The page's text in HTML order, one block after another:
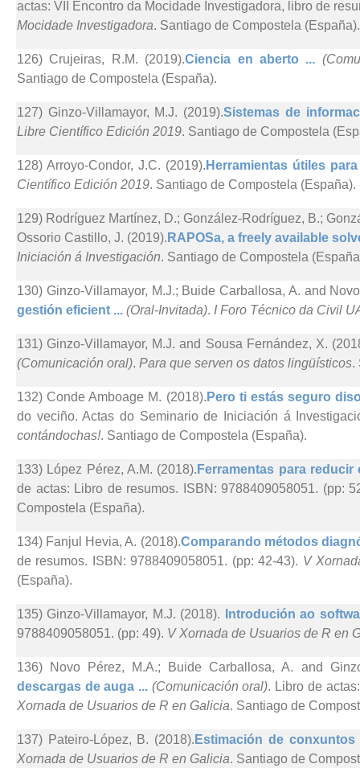
actas: VII Encontro da Mocidade Investigadora, libro de
Mocidade Investigadora. Santiago de Compostela (España).
126) Crujeiras, R.M. (2019).Ciencia en aberto ...
Santiago de Compostela (España).
127) Ginzo-Villamayor, M.J. (2019).Sistemas de
Libre Científico Edición 2019. Santiago de Compostela
128) Arroyo-Condor, J.C. (2019). Herramientas útiles
Científico Edición 2019. Santiago de Compostela (España).
129) Rodríguez Martínez, D.; González-Rodríguez, B.;
Ossorio Castillo, J. (2019). RAPOSa, a freely available
Iniciación á Investigación. Santiago de Compostela
130) Ginzo-Villamayor, M.J.; Buide Carballosa, A. and
gestión eficient ... (Oral-Invitada). I Foro Técnico da Civil
131) Ginzo-Villamayor, M.J. and Sousa Fernández, X.
(Comunicación oral). Para que serven os datos lingüísticos.
132) Conde Amboage M. (2018). Pero ti estás seguro
do veciño. Actas do Seminario de Iniciación á
contándochas!. Santiago de Compostela (España).
133) López Pérez, A.M. (2018). Ferramentas para
de actas: Libro de resumos. ISBN: 9788409058051. (pp:
Compostela (España).
134) Fanjul Hevia, A. (2018).Comparando métodos
de resumos. ISBN: 9788409058051. (pp: 42-43). V
(España).
135) Ginzo-Villamayor, M.J. (2018). Introdución ao
9788409058051. (pp: 49). V Xornada de Usuarios de R en
136) Novo Pérez, M.A.; Buide Carballosa, A. and
descargas de auga ... (Comunicación oral). Libro de
Xornada de Usuarios de R en Galicia. Santiago de
137) Pateiro-López, B. (2018). Estimación de
Xornada de Usuarios de R en Galicia. Santiago de